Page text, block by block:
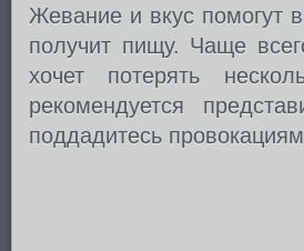
Жевание и вкус помогут
получит пищу. Чаще
хочет потерять
рекомендуется
поддадитесь